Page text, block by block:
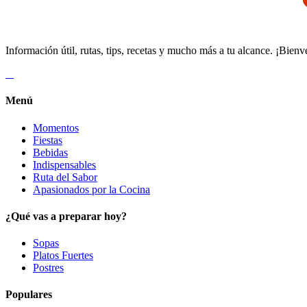
Información útil, rutas, tips, recetas y mucho más a tu alcance.
Menú
Momentos
Fiestas
Bebidas
Indispensables
Ruta del Sabor
Apasionados por la Cocina
¿Qué vas a preparar hoy?
Sopas
Platos Fuertes
Postres
Populares